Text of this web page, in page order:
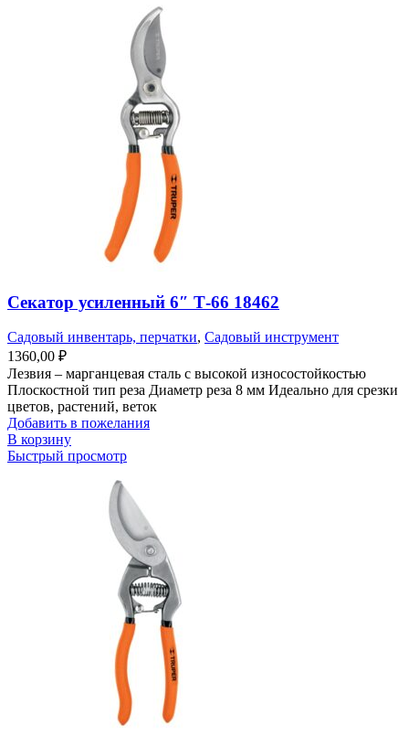
Секатор усиленный 6″ Т-66 18462
Садовый инвентарь, перчатки, Садовый инструмент
1360,00 ₽
Лезвия – марганцевая сталь с высокой износостойкостью
Плоскостной тип реза Диаметр реза 8 мм Идеально для срезки
цветов, растений, веток
Добавить в пожелания
В корзину
Быстрый просмотр